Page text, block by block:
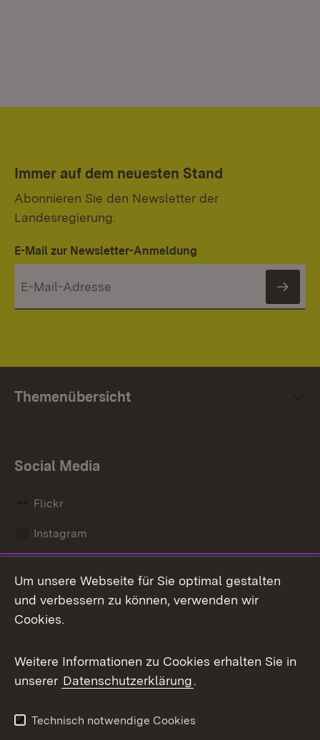
Immer auf dem neuesten Stand
Abonnieren Sie den Newsletter der
Landesregierung.
E-Mail zur Newsletter-Anmeldung
Themenübersicht
Social Media
Flickr
Instagram
Mastodon
Messenger
Social Wall
X / Twitter
Youtube
Um unsere Webseite für Sie optimal gestalten
und verbessern zu können, verwenden wir
Cookies.
Weitere Informationen zu Cookies erhalten Sie in
unserer Datenschutzerklärung.
Technisch notwendige Cookies